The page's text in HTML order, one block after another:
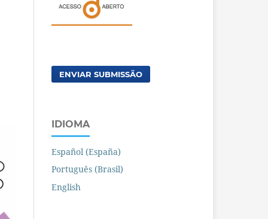
ENVIAR SUBMISSÃO
IDIOMA
Español (España)
Português (Brasil)
English